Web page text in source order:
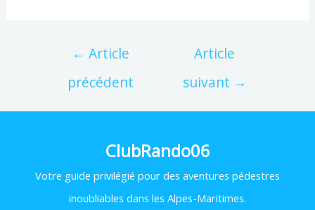
← Article
précédent
Article
suivant →
ClubRando06
Votre guide privilégié pour des aventures pédestres
inoubliables dans les Alpes-Maritimes.